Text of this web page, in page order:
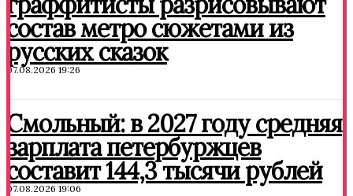
состав метро сюжетами из
русских сказок
07.08.2026 19:26
Смольный: в 2027 году средняя
зарплата петербуржцев
составит 144,3 тысячи рублей
07.08.2026 19:06